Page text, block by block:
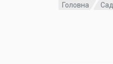
Головна